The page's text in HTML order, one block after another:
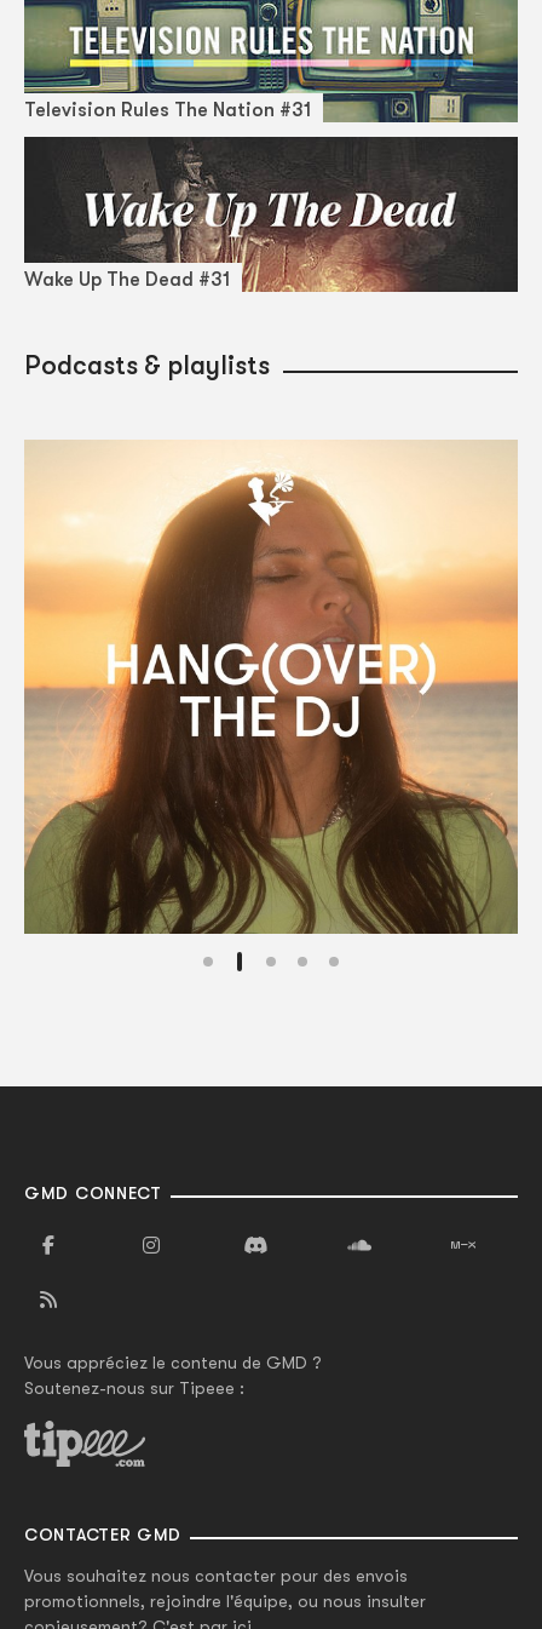
Television Rules The Nation #31
Wake Up The Dead #31
Podcasts & playlists
GMD CONNECT
Vous appréciez le contenu de GMD ?
Soutenez-nous sur Tipeee :
CONTACTER GMD
Vous souhaitez nous contacter pour des envois
promotionnels, rejoindre l'équipe, ou nous insulter